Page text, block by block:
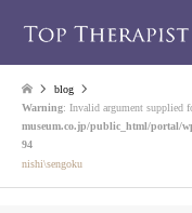
blog
Warning: Invalid argument supplied
museum.co.jp/public_html/portal/
94
nishi\sengoku